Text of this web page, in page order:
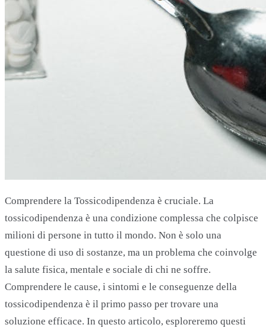
Comprendere la Tossicodipendenza è cruciale. La
tossicodipendenza è una condizione complessa che colpisce
milioni di persone in tutto il mondo. Non è solo una
questione di uso di sostanze, ma un problema che coinvolge
la salute fisica, mentale e sociale di chi ne soffre.
Comprendere le cause, i sintomi e le conseguenze della
tossicodipendenza è il primo passo per trovare una
soluzione efficace. In questo articolo, esploreremo questi